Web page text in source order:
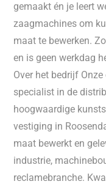
gemaakt én je leert
zaagmachines om
maat te bewerken.
en is geen werkdag
Over het bedrijf
specialist in de
hoogwaardige
vestiging in
maat bewerkt en
industrie,
reclamebranche.